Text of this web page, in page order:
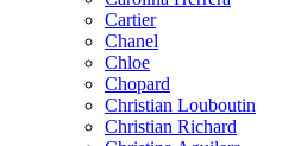
Cartier
Chanel
Chloe
Chopard
Christian Louboutin
Christian Richard